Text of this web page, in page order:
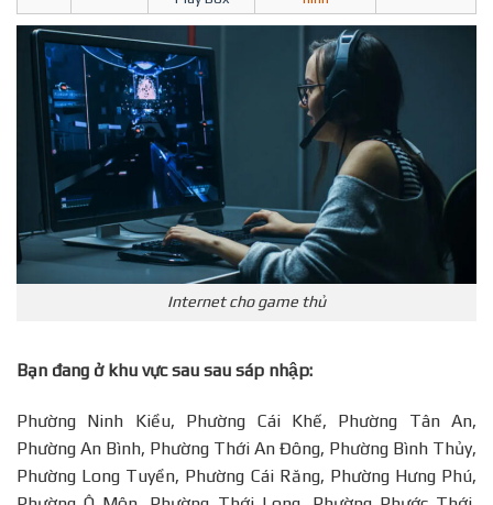
Internet cho game thủ
Bạn đang ở khu vực sau sau sáp nhập:
Phường Ninh Kiều, Phường Cái Khế, Phường Tân An,
Phường An Bình, Phường Thới An Đông, Phường Bình Thủy,
Phường Long Tuyền, Phường Cái Răng, Phường Hưng Phú,